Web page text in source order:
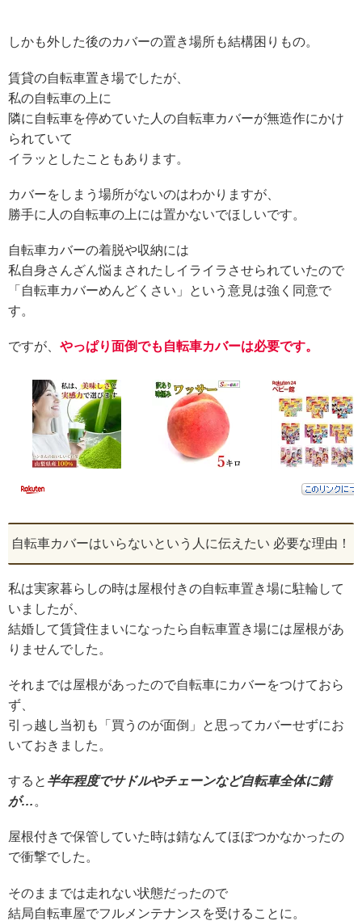
しかも外した後のカバーの置き場所も結構困りもの。
賃貸の自転車置き場でしたが、
私の自転車の上に
隣に自転車を停めていた人の自転車カバーが無造作にかけ
られていて
イラッとしたこともあります。
カバーをしまう場所がないのはわかりますが、
勝手に人の自転車の上には置かないでほしいです。
自転車カバーの着脱や収納には
私自身さんざん悩まされたしイライラさせられていたので
「自転車カバーめんどくさい」という意見は強く同意で
す。
ですが、 やっぱり面倒でも自転車カバーは必要です。
自転車カバーはいらないという人に伝えたい 必要な理由！
私は実家暮らしの時は屋根付きの自転車置き場に駐輪して
いましたが、
結婚して賃貸住まいになったら自転車置き場には屋根があ
りませんでした。
それまでは屋根があったので自転車にカバーをつけておら
ず、
引っ越し当初も「買うのが面倒」と思ってカバーせずにお
いておきました。
すると 半年程度でサドルやチェーンなど自転車全体に錆
が… 。
屋根付きで保管していた時は錆なんてほぼつかなかったの
で衝撃でした。
そのままでは走れない状態だったので
結局自転車屋でフルメンテナンスを受けることに。